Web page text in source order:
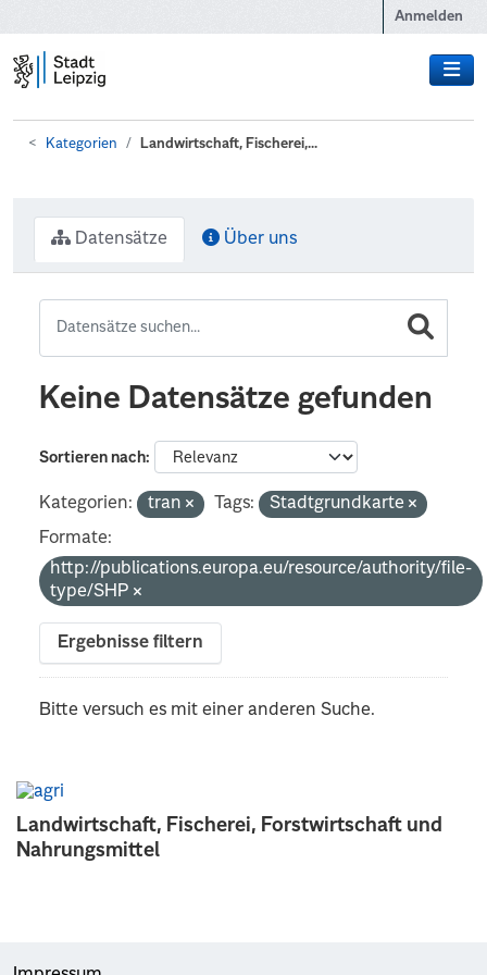
Anmelden
Kategorien Landwirtschaft, Fischerei,...
Landwirtschaft, Fischerei, Forstwirtschaft und
Nahrungsmittel
Datensätze Über uns
Keine Datensätze gefunden
Sortieren nach
Kategorien: tran Tags:
Stadtgrundkarte
Formate:
http://publications.europa.eu/resource/authority/file-
type/SHP
Ergebnisse filtern
Bitte versuch es mit einer anderen Suche.